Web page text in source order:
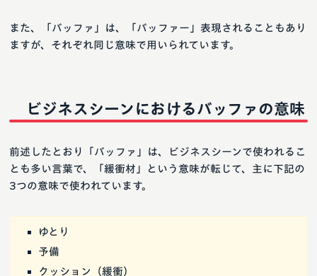
また、「バッファ」は、「バッファー」表現されることもあり
ますが、それぞれ同じ意味で用いられています。
ビジネスシーンにおけるバッファの意味
前述したとおり「バッファ」は、ビジネスシーンで使われるこ
とも多い言葉で、「緩衝材」という意味が転じて、主に下記の
3つの意味で使われています。
ゆとり
予備
クッション（緩衝）